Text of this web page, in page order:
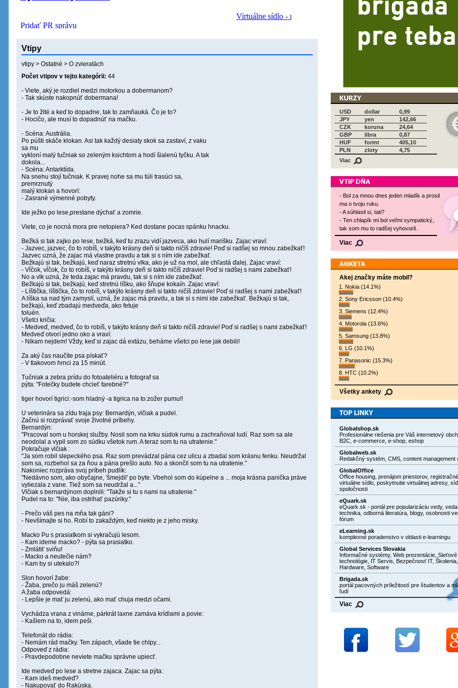
Vtipy
vtipy > Ostatné > O zvieratách
Počet vtipov v tejto kategórii: 44
- Viete, aký je rozdiel medzi motorkou a dobermanom?
- Tak skúste nakopnúť dobermana!
- Je to žlté a keď to dopadne, tak to zamňauká. Čo je to?
- Hocičo, ale musí to dopadnúť na mačku.
- Scéna: Austrália.
Po púšti skáče klokan. Asi tak každý desiaty skok sa zastaví, z vaku
sa mu
vykloní malý tučniak so zeleným ksichtom a hodí šialenú tyčku. A tak
dokola...
- Scéna: Antarktída.
Na snehu stojí tučniak. K pravej nohe sa mu túli trasúci sa,
premrznutý
malý klokan a hovorí:
- Zasrané výmenné pobyty.
Ide ježko po lese,prestane dýchať a zomrie.
Viete, co je nocná mora pre netopiera? Ked dostane pocas spánku hnacku.
Bežká si tak zajko po lese, bežká, keď tu zrazu vidí jazveca, ako hulí marišku. Zajac vraví:
- Jazvec, jazvec, čo to robíš, v takýto krásny deň si takto ničíš zdravie! Poď si radšej so mnou zabežkať!
Jazvec uzná, že zajac má vlastne pravdu a tak si s ním ide zabežkať.
Bežkajú si tak, bežkajú, keď naraz stretnú vlka, ako je už na mol, ale chľastá ďalej. Zajac vraví:
- Vĺčok, vĺčok, čo to robíš, v takýto krásny deň si takto ničíš zdravie! Poď si radšej s nami zabežkať!
No a vlk uzná, že teda zajac má pravdu, tak si s ním ide zabežkať.
Bežkajú si tak, bežkajú, keď stretnú líšku, ako šňupe kokaín. Zajac vraví:
- Líštička, líštička, čo to robíš, v takýto krásny deň si takto ničíš zdravie! Poď si radšej s nami zabežkať!
A líška sa nad tým zamyslí, uzná, že zajac má pravdu, a tak si s nimi ide zabežkať. Bežkajú si tak,
bežkajú, keď zbadajú medveďa, ako fetuje
toluén.
Všetci kričia:
- Medveď, medveď, čo to robíš, v takýto krásny deň si takto ničíš zdravie! Poď si radšej s nami zabežkať!
Medveď otvorí jedno oko a vraví:
- Nikam nejdem! Vždy, keď si zajac dá extázu, beháme všetci po lese jak debili!
Za aký čas naučíte psa pískať?
- V tlakovom hrnci za 15 minút.
Tučniak a zebra prídu do fotoateliéru a fotograf sa
pýta: "Fotečky budete chcieť farebné?"
tiger hovorí tigrici:-som hladný -a tigrica na to:zožer pumu!!
U veterinára sa zídu traja psy: Bernardýn, vlčiak a pudel.
Začnú si rozprávať svoje životné príbehy.
Bernardýn:
"Pracoval som u horskej služby. Nosil som na krku súdok rumu a zachraňoval ludí. Raz som sa ale
neodolal a vypil som zo súdku všetok rum. A teraz som tu na utratenie."
Pokračuje vlčiak :
"Ja som robil slepeckého psa. Raz som prevádzal pána cez ulicu a zbadal som krásnu fenku. Neudržal
som sa, rozbehol sa za ňou a pána prešlo auto. No a skončil som tu na utratenie."
Nakoniec rozpráva svoj príbeh pudlík:
"Nedávno som, ako obyčajne, 'šmejdil' po byte. Vbehol som do kúpelne a ... moja krásna panička práve
vyliezala z vane. Tiež som sa neudržal a..."
Vlčiak s bernardýnom doplnili: "Takže si tu s nami na utratenie."
Pudel na to: "Nie, iba ostrihať pazúriky."
- Prečo váš pes na mňa tak gáni?
- Nevšímajte si ho. Robí to zakaždým, keď niekto je z jeho misky.
Macko Pu s prasiatkom si vykračujú lesom.
- Kam ideme macko? - pýta sa prasiatko.
- Zmlátiť sviňu!
- Macko a neutečie nám?
- Kam by si utekalo?!
Slon hovorí žabe:
- Žaba, prečo ju máš zelenú?
A žaba odpovedá:
- Lepšie je mať ju zelenú, ako mať chuja medzi očami.
Vychádza vrana z vinárne, párkrát laxne zamáva krídlami a povie:
- Kašlem na to, idem peši.
Telefonát do rádia:
- Nemám rád mačky. Ten zápach, všade tie chlpy...
Odpoveď z rádia:
- Pravdepodobne neviete mačku správne upiecť.
Ide medveď po lese a stretne zajaca. Zajac sa pýta:
- Kam ideš medveď?
- Nakupovať do Rakúska.
USD dollar
0,99
JPY
yen
142,66
CZK
koruna
24,64
GBP
libra
0,87
HUF
forint
405,10
PLN
zloty
4,75
Viac
- Bol za mnou dnes jeden mladík a prosil
ma o tvoju ruku.
- A súhlasil si, tati?
- Ten chlapík mi bol veľmi sympatický,
tak som mu to radšej vyhovoril.
Viac
Akej značky máte mobil?
1. Nokia (14.1%)
2. Sony Ericsson (10.4%)
3. Siemens (12.4%)
4. Motorola (13.6%)
5. Samsung (13.8%)
6. LG (10.1%)
7. Panasonic (15.3%)
8. HTC (10.2%)
Všetky ankety
Globalshop.sk
Profesionálne riešenia pre Váš internetový
B2C, e-commerce, e-shop, eshop
Globalweb.sk
Redakčný systém, CMS, content management
GlobalOffice
Office housing, prenájom priestorov,
virtuálne sídlo, poskytnutie virtuálnej adresy,
spoločnosti
eQuark.sk
eQuark.sk - portál pre popularizáciu vedy, veda,
technika, odborná literatúra, blogy, osobnosti
fórum
eLearning.sk
komplexné poradenstvo v oblasti e-learningu
Global Services Slovakia
Informačné systémy, Web prezentácie, Sieťové
technológie, IT Servis, Bezpečnosť IT, Školenia,
Hardware, Software
Brigada.sk
portál pacovných príležitostí pre študentov a
ľudí
Viac